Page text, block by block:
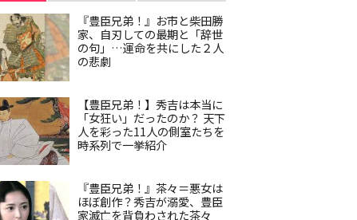
『豊臣兄弟！』お市と柴田勝
家、自刃しての最期と「辞世
の句」…運命を共にした２人
の悲劇
【豊臣兄弟！】秀吉は本当に
「女狂い」だったのか？ 天下
人を彩った11人の側室たちを
時系列で一挙紹介
『豊臣兄弟！』茶々＝悪女は
ほぼ創作？秀吉が溺愛、豊臣
家滅亡を背負わされた茶々